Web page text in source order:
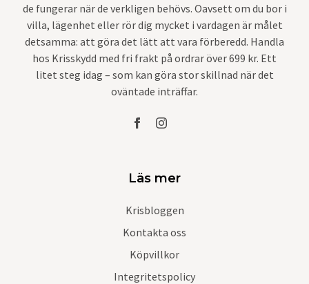
de fungerar när de verkligen behövs. Oavsett om du bor i
villa, lägenhet eller rör dig mycket i vardagen är målet
detsamma: att göra det lätt att vara förberedd. Handla
hos Krisskydd med fri frakt på ordrar över 699 kr. Ett
litet steg idag – som kan göra stor skillnad när det
oväntade inträffar.
Läs mer
Krisbloggen
Kontakta oss
Köpvillkor
Integritetspolicy